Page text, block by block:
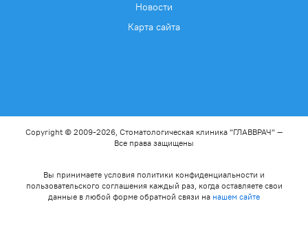
Новости
Карта сайта
Copyright © 2009-2026, Стоматологическая клиника "ГЛАВВРАЧ" —
Все права защищены
Вы принимаете условия политики конфиденциальности и
пользовательского соглашения каждый раз, когда оставляете свои
данные в любой форме обратной связи на нашем сайте